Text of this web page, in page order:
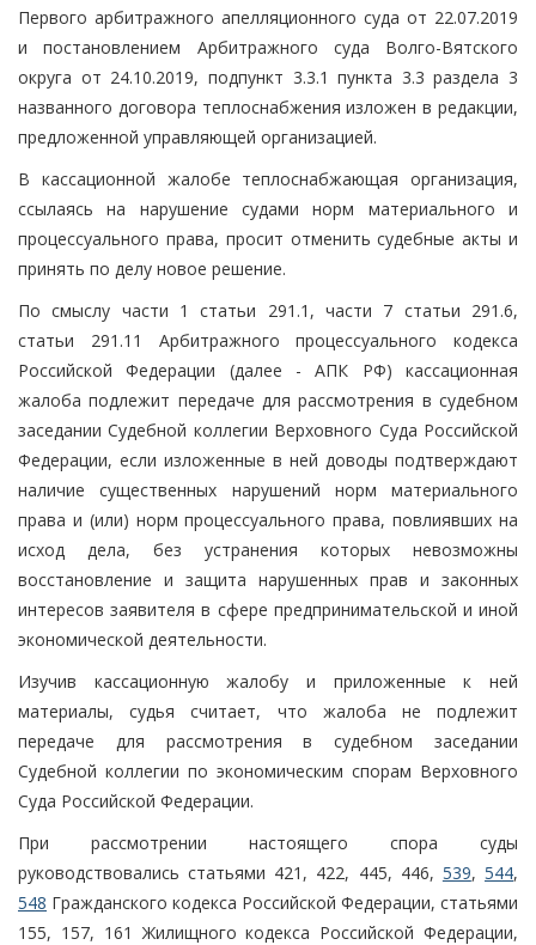
Первого арбитражного апелляционного суда от 22.07.2019
и постановлением Арбитражного суда Волго-Вятского
округа от 24.10.2019, подпункт 3.3.1 пункта 3.3 раздела 3
названного договора теплоснабжения изложен в редакции,
предложенной управляющей организацией.
В кассационной жалобе теплоснабжающая организация,
ссылаясь на нарушение судами норм материального и
процессуального права, просит отменить судебные акты и
принять по делу новое решение.
По смыслу части 1 статьи 291.1, части 7 статьи 291.6,
статьи 291.11 Арбитражного процессуального кодекса
Российской Федерации (далее - АПК РФ) кассационная
жалоба подлежит передаче для рассмотрения в судебном
заседании Судебной коллегии Верховного Суда Российской
Федерации, если изложенные в ней доводы подтверждают
наличие существенных нарушений норм материального
права и (или) норм процессуального права, повлиявших на
исход дела, без устранения которых невозможны
восстановление и защита нарушенных прав и законных
интересов заявителя в сфере предпринимательской и иной
экономической деятельности.
Изучив кассационную жалобу и приложенные к ней
материалы, судья считает, что жалоба не подлежит
передаче для рассмотрения в судебном заседании
Судебной коллегии по экономическим спорам Верховного
Суда Российской Федерации.
При рассмотрении настоящего спора суды
руководствовались статьями 421, 422, 445, 446, 539,544,
548 Гражданского кодекса Российской Федерации, статьями
155, 157, 161 Жилищного кодекса Российской Федерации,